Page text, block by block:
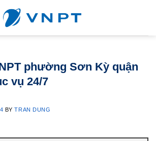
phường Sơn Kỳ quận
vụ 24/7
BYTRAN DUNG